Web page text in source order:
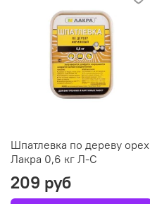
Шпатлевка по дереву орех
Лакра 0,6 кг Л-С
209 руб